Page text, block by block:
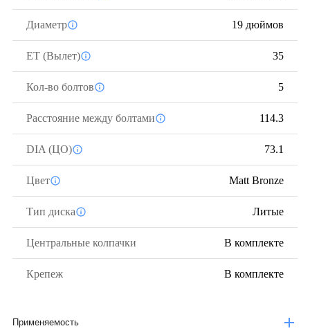
Диаметр 19 дюймов
ЕТ (Вылет) 35
Кол-во болтов 5
Расстояние между болтами 114.3
DIA (ЦО) 73.1
Цвет Matt Bronze
Тип диска Литые
Центральные колпачки В комплекте
Крепеж В комплекте
Применяемость